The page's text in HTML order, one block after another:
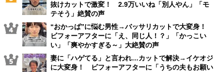
抜けカットで激変！ 2.9万いいね「別人やん」「モ
テそう」絶賛の声
“おかっぱ”に悩む男性→バッサリカットで大変身！
ビフォーアフターに「え、同じ人！？」「かっこい
い」「爽やかすぎる～」大絶賛の声
妻に「ハゲてる」と言われ…カットで解決→イケオジ
に大変身！ ビフォーアフターに「うちの夫もお願い